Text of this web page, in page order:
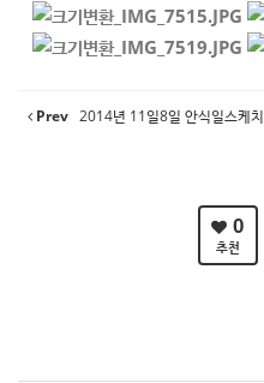
Prev 2014년 11일8일 안식일스케치
0
추천